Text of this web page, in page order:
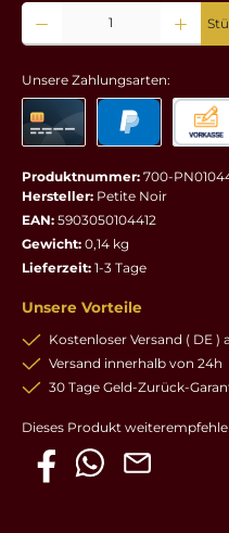
Produkt Anzahl: Gib den
Unsere Zahlungsarten:
Produktnummer: 700-
Hersteller: Petite Noir
EAN: 5903050104412
Gewicht: 0,14 kg
Lieferzeit: 1-3 Tage
Unsere Vorteile
Kostenloser Versand ( DE
Versand innerhalb von 24h
30 Tage Geld-Zurück-
Dieses Produkt